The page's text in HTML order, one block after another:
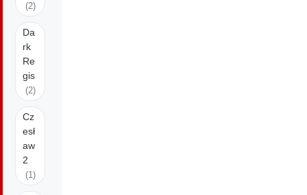
(2)
Da
rk
Re
gis
(2)
Cz
esł
aw
2
(1)